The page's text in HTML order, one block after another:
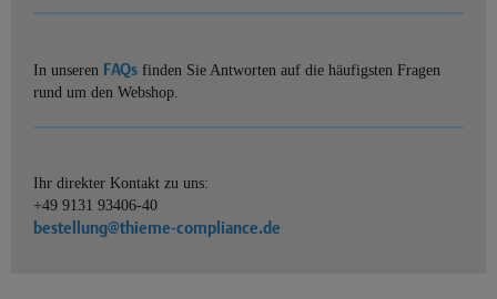
In unseren FAQs finden Sie Antworten auf die häufigsten Fragen
rund um den Webshop.
Ihr direkter Kontakt zu uns:
+49 9131 93406-40
bestellung@thieme-compliance.de